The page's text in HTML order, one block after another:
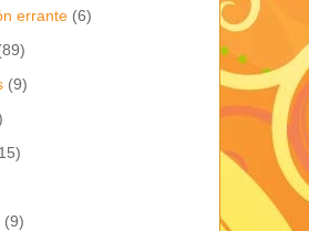
errante (6)
(9)
(9)